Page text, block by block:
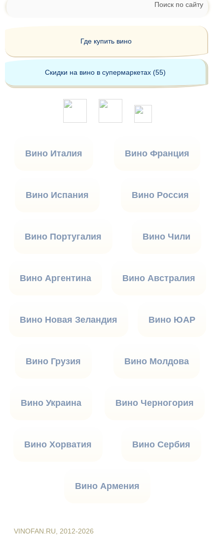
Поиск по сайту
Где купить вино
Скидки на вино в супермаркетах (55)
Вино Италия Вино Франция
Вино Испания Вино Россия
Вино Португалия Вино Чили
Вино Аргентина Вино Австралия
Вино Новая Зеландия Вино ЮАР
Вино Грузия Вино Молдова
Вино Украина Вино Черногория
Вино Хорватия Вино Сербия
Вино Армения
VINOFAN.RU, 2012-2026